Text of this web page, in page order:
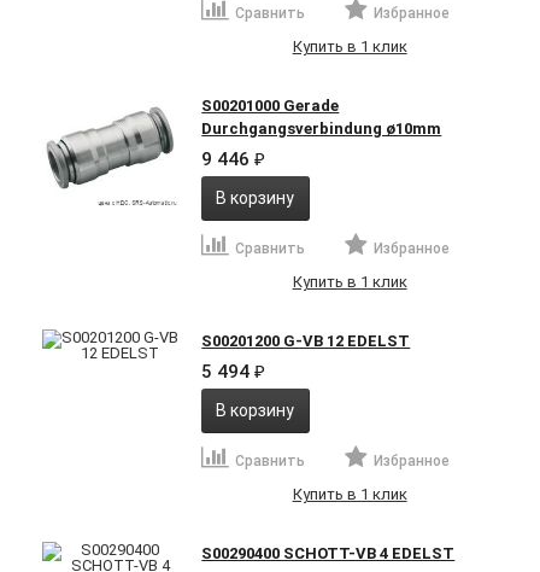
Сравнить Избранное
Купить в 1 клик
S00201000 Gerade
Durchgangsverbindung ø10mm
9 446₽
В корзину
Сравнить Избранное
Купить в 1 клик
S00201200 G-VB 12 EDELST
5 494₽
В корзину
Сравнить Избранное
Купить в 1 клик
S00290400 SCHOTT-VB 4 EDELST